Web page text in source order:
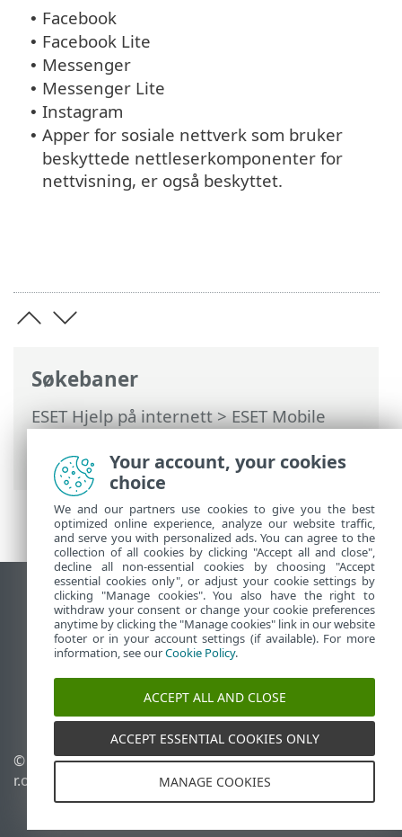
Søkebaner
ESET Hjelp på internett>ESET Mobile
Security > Anti-Phishing
• Facebook
• Facebook Lite
• Messenger
• Messenger Lite
• Instagram
• Apper for sosiale nettverk som bruker
beskyttede nettleserkomponenter for
nettvisning, er også beskyttet.
Se fullversjon av siden
End of Life
ESET Kunnskapsbase
ESET Status Portal
Lokal støtte
© 1992-2026ESET, spol. s
r.o. – Med enerett.
Administrer
informasjonskapsler
Retningslinjer for
Your account, your cookies
choice
We and our partners use cookies to give you the best
optimized online experience, analyze our website traffic,
and serve you with personalized ads. You can agree to the
collection of all cookies by clicking "Accept all and close",
decline all non-essential cookies by choosing "Accept
essential cookies only", or adjust your cookie settings by
clicking "Manage cookies". You also have the right to
withdraw your consent or change your cookie preferences
anytime by clicking the "Manage cookies" link in our website
footer or in your account settings (if available). For more
information, see ourCookie Policy.
ACCEPT ALL AND CLOSE
ACCEPT ESSENTIAL COOKIES ONLY
MANAGE COOKIES